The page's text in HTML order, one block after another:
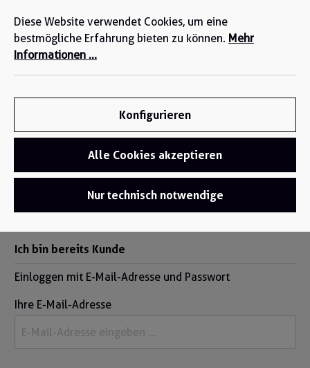
springen
Anmelden oder Konto
erstellen
Ich bin bereits Kunde
Einloggen mit E-Mail-Adresse und Passwort
Ihre E-Mail-Adresse
Diese Website verwendet Cookies, um eine
bestmögliche Erfahrung bieten zu können. Mehr
Informationen ...
Konfigurieren
Alle Cookies akzeptieren
Nur technisch notwendige